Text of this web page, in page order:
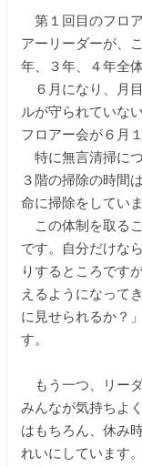
第１回目のフロ
アーリーダーが、
年、３年、４年全
６月になり、月
ルが守られていな
フロアー会が６月
特に無言清掃に
３階の掃除の時間
命に掃除をしていま
この体制を取る
です。自分だけな
りするところです
えるようになって
に見せられるか？
す。
もう一つ、リー
みんなが気持ちよ
はもちろん、休み
れいにしています